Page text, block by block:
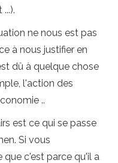
ne nous est pas
à nous justifier en
dû à quelque chose
l'action des
..
est ce qui se passe
Si vous
que c'est parce qu'il a